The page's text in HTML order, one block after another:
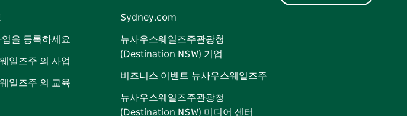
램
트
을 등록하세요
일즈주 의 사업
일즈주 의 교육
Sydney.com
뉴사우스웨일즈주관광청
(Destination NSW) 기업
비즈니스 이벤트 뉴사우스웨일즈주
뉴사우스웨일즈주관광청
(Destination NSW) 미디어 센터